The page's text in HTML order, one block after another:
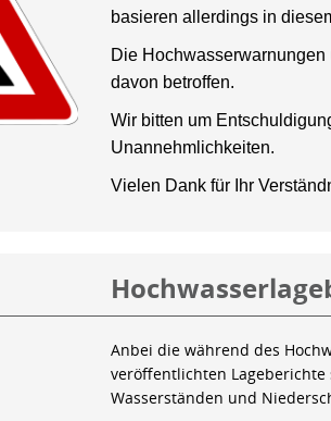
basieren allerdings in
Die
davon betroffen.
Wir bitten um
Unannehmlichkeiten.
Vielen Dank für Ihr
Anbei die während des
veröffentlichten
Wasserständen und